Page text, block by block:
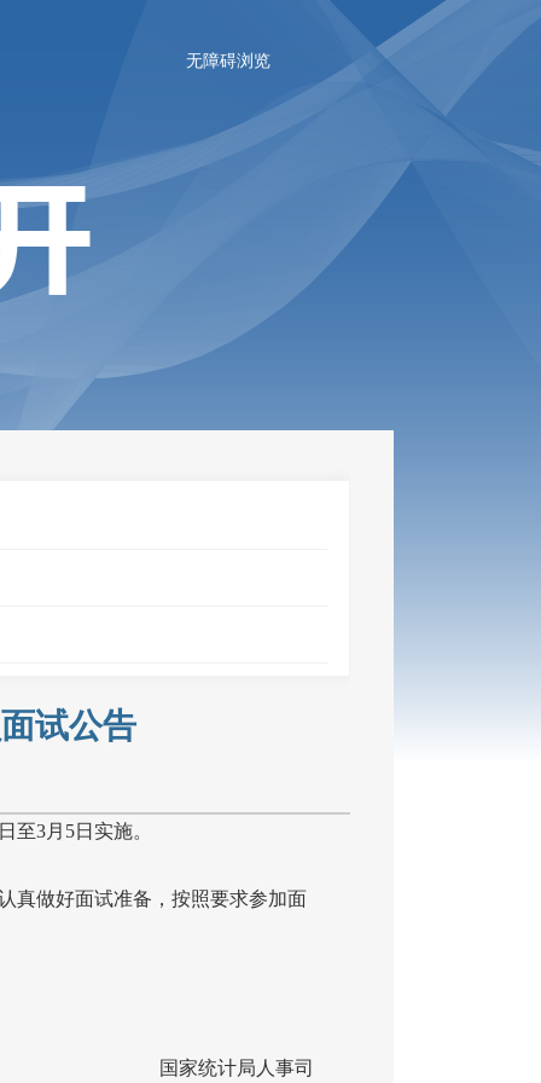
无障碍浏览
试公告
日至3月 5日实施。
真做好面试准备，按照要求参加面
国家统计局人事司